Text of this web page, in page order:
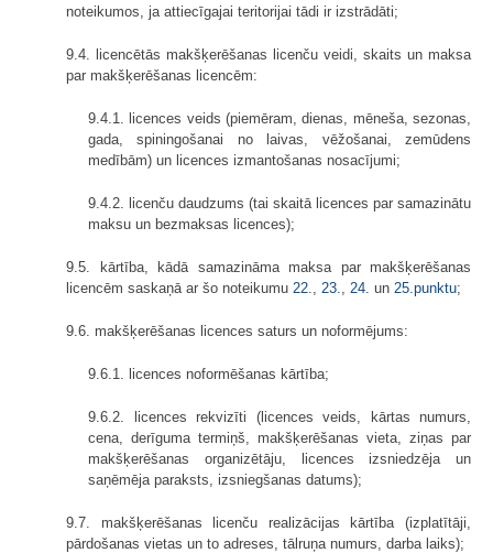
noteikumos, ja attiecīgajai teritorijai tādi ir izstrādāti;
9.4. licencētās makšķerēšanas licenču veidi, skaits un maksa
par makšķerēšanas licencēm:
9.4.1. licences veids (piemēram, dienas, mēneša, sezonas,
gada, spiningošanai no laivas, vēžošanai, zemūdens
medībām) un licences izmantošanas nosacījumi;
9.4.2. licenču daudzums (tai skaitā licences par samazinātu
maksu un bezmaksas licences);
9.5. kārtība, kādā samazināma maksa par makšķerēšanas
licencēm saskaņā ar šo noteikumu 22. 23. 24. un 25.punktu;
9.6. makšķerēšanas licences saturs un noformējums:
9.6.1. licences noformēšanas kārtība;
9.6.2. licences rekvizīti (licences veids, kārtas numurs,
cena, derīguma termiņš, makšķerēšanas vieta, ziņas par
makšķerēšanas organizētāju, licences izsniedzēja un
saņēmēja paraksts, izsniegšanas datums);
9.7. makšķerēšanas licenču realizācijas kārtība (izplatītāji,
pārdošanas vietas un to adreses, tālruņa numurs, darba laiks);